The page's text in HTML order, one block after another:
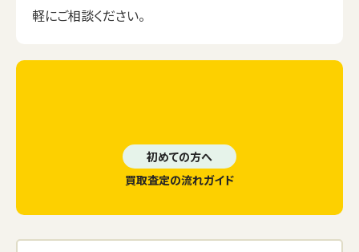
軽にご相談ください。
初めての方へ
買取査定の流れガイド